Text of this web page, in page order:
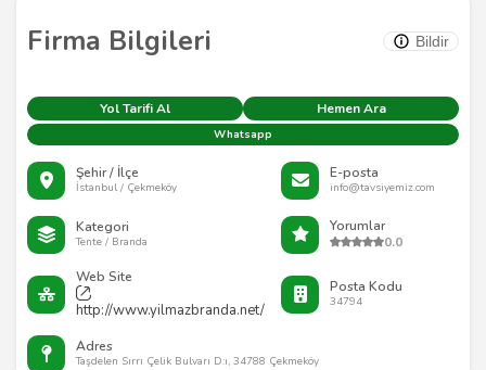
Firma Bilgileri Bildir
Yol Tarifi Al Hemen Ara
Whatsapp
Şehir / İlçe
İstanbul / Çekmeköy
E-posta
info@tavsiyemiz.com
Kategori
Tente / Branda
Yorumlar
0.0
Web Site
http://www.yilmazbranda.net/
Posta Kodu
34794
Adres
Taşdelen Sırrı Çelik Bulvarı D:ı, 34788 Çekmeköy